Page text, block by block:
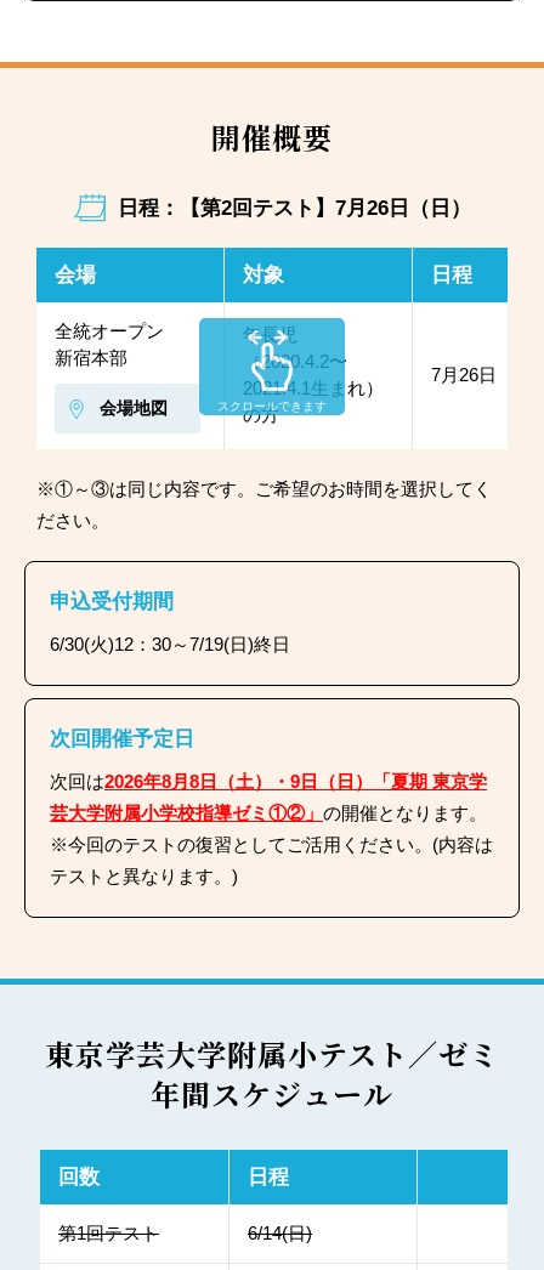
開催概要
日程：【第2回テスト】7月26日（日）
会場 対象 日程
全統オープン
新宿本部
会場地図
年長児
（2020.4.2〜
2021.4.1生まれ）
の方
7月26日（日
スクロールできます
※①～③は同じ内容です。ご希望のお時間を選択してく
ださい。
申込受付期間
6/30(火)12：30～7/19(日)終日
次回開催予定日
次回は2026年8月8日（土）・9日（日）「夏期 東京学
芸大学附属小学校指導ゼミ①②」 の開催となります。
※今回のテストの復習としてご活用ください。(内容は
テストと異なります。)
東京学芸大学附属小テスト／ゼミ
年間スケジュール
回数 日程
第1回テスト 6/14(日)